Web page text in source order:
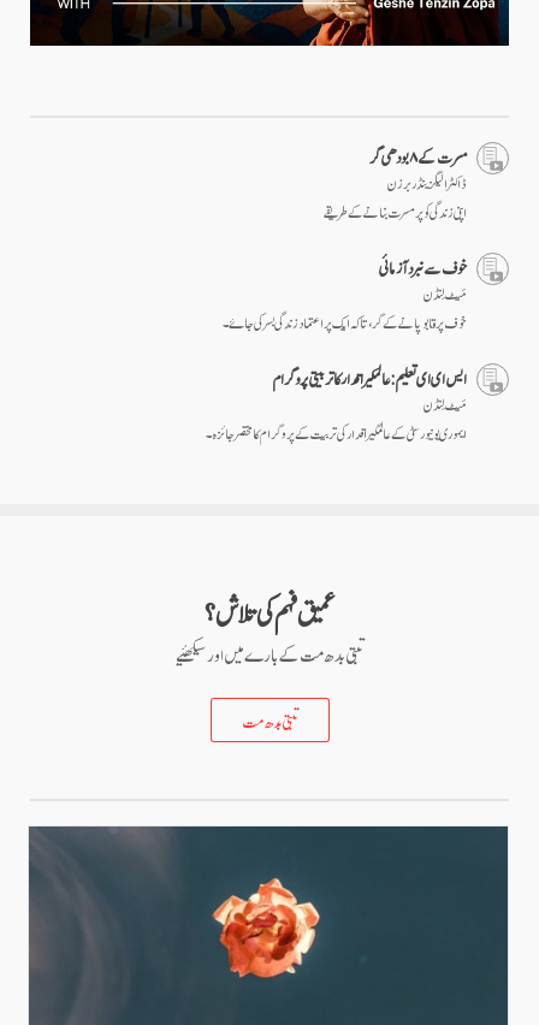
مسرت کے ۸ بودھی گر
ڈاکٹر الیگزینڈر برزن
اپنی زندگی کو پرمسرت بنانے کے طریقے
خوف سے نبرد آزمائی
مَیٹ لِنڈن
خوف پر قابو پانے کے گر، تا کہ ایک پراعتماد زندگی بسر کی جاۓ۔
ایس ای ای تعلیم: عالمگیر اقدار کا تربیتی پروگرام
مَیٹ لِنڈن
ایموری یونیورسٹی کے عالمگیر اقدار کی تربیت کے پروگرام کا مختصر جائزہ۔
عمیق فہم کی تلاش؟
تبتی بدھ مت کے بارے میں اور سیکھئیے
تبتی بدھ مت